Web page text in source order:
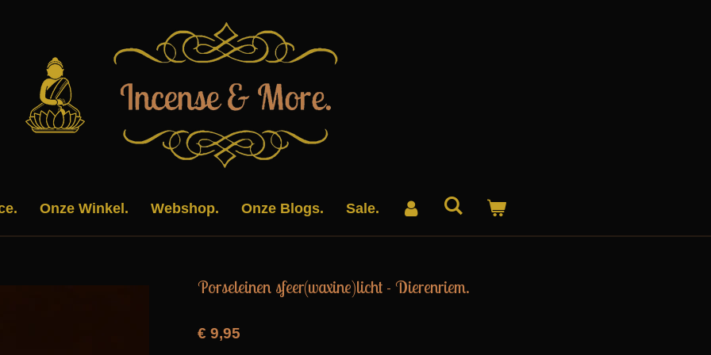
Onze Winkel. Webshop. Onze Blogs. Sale.
Porseleinen sfeer(waxine)licht - Dierenriem.
€ 9,95